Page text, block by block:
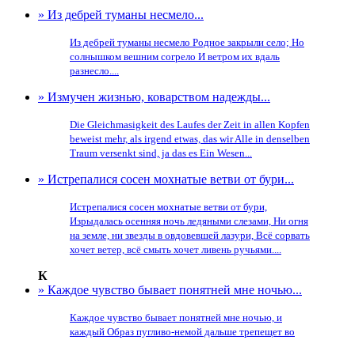
» Из дебрей туманы несмело...
Из дебрей туманы несмело Родное закрыли село; Но
солнышком вешним согрело И ветром их вдаль
разнесло....
» Измучен жизнью, коварством надежды...
Die Gleichmasigkeit des Laufes der Zeit in allen Kopfen
beweist mehr, als irgend etwas, das wir Alle in denselben
Traum versenkt sind, ja das es Ein Wesen...
» Истрепалися сосен мохнатые ветви от бури...
Истрепалися сосен мохнатые ветви от бури,
Изрыдалась осенняя ночь ледяными слезами, Ни огня
на земле, ни звезды в овдовевшей лазури, Всё сорвать
хочет ветер, всё смыть хочет ливень ручьями....
К
» Каждое чувство бывает понятней мне ночью...
Каждое чувство бывает понятней мне ночью, и
каждый Образ пугливо-немой дальше трепещет во